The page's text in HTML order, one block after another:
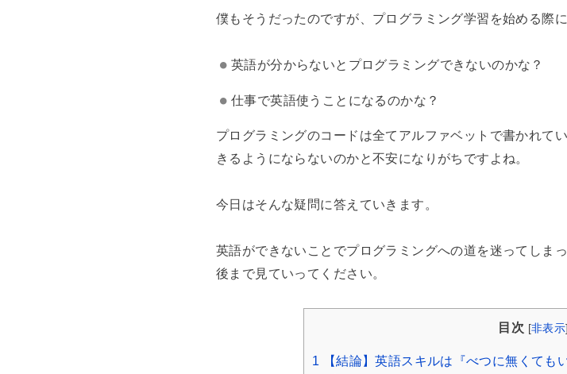
僕もそうだったのですが、プログラミング学習を始める際
英語が分からないとプログラミングできないのかな？
仕事で英語使うことになるのかな？
プログラミングのコードは全てアルファベットで書かれて
きるようにならないのかと不安になりがちですよね。
今日はそんな疑問に答えていきます。
英語ができないことでプログラミングへの道を迷ってしま
後まで見ていってください。
目次 [非表示]
1 【結論】英語スキルは『べつに無くても